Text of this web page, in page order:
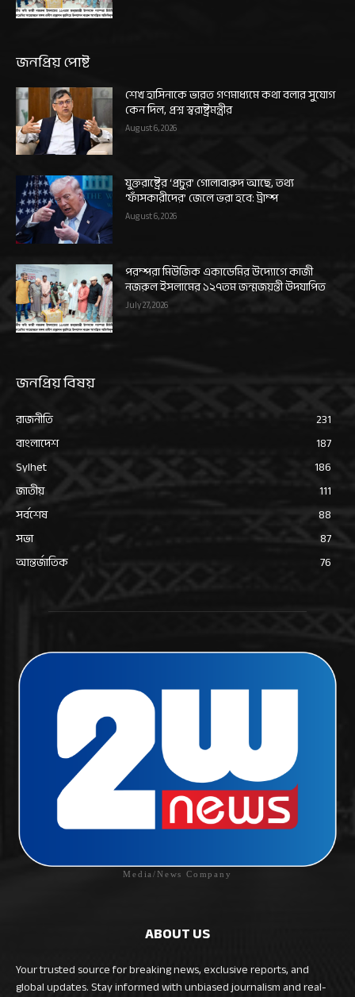
জনপ্রিয় পোষ্ট
শেখ হাসিনাকে ভারত গণমাধ্যমে কথা বলার সুযোগ
কেন দিল, প্রশ্ন স্বরাষ্ট্রমন্ত্রীর
August 6, 2026
যুক্তরাষ্ট্রের ‘প্রচুর’ গোলাবারুদ আছে, তথ্য
‘ফাঁসকারীদের’ জেলে ভরা হবে: ট্রাম্প
August 6, 2026
পরম্পরা মিউজিক একাডেমির উদ্যোগে কাজী
নজরুল ইসলামের ১২৭তম জন্মজয়ন্তী উদযাপিত
July 27, 2026
জনপ্রিয় বিষয়
রাজনীতি
231
বাংলাদেশ
187
Sylhet
186
জাতীয়
111
সর্বশেষ
88
সভা
87
আন্তর্জাতিক
76
Media/News Company
ABOUT US
Your trusted source for breaking news, exclusive reports, and
global updates. Stay informed with unbiased journalism and real-